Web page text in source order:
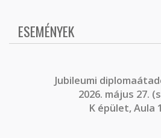
ESEMÉNYEK
Jubileumi
2026. május 27.
K épület, Aula